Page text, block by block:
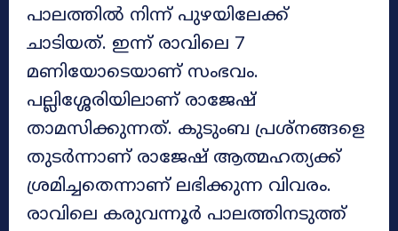
പാലത്തിൽ നിന്ന് പുഴയിലേക്ക്
ചാടിയത്. ഇന്ന് രാവിലെ 7
മണിയോടെയാണ് സംഭവം.
പല്ലിശ്ശേരിയിലാണ് രാജേഷ്
താമസിക്കുന്നത്. കുടുംബ പ്രശ്നങ്ങളെ
തുടർന്നാണ് രാജേഷ് ആത്മഹത്യക്ക്
ശ്രമിച്ചതെന്നാണ് ലഭിക്കുന്ന വിവരം.
രാവിലെ കരുവന്നൂർ പാലത്തിനടുത്ത്